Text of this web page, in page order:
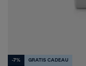
-7% GRATIS CADEAU